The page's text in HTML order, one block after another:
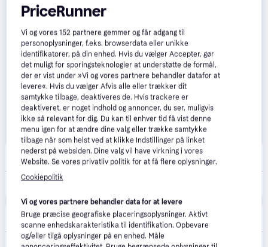
Imerco 5.0(13)
39 kr. fragt,3-6 dage
El-Salg 4.8(17)
Fri fragt,2-4 dage
PriceRunner
Vi og vores152 partnere gemmer og får adgang til
personoplysninger, f.eks. browserdata eller unikke
identifikatorer, på din enhed. Hvis du vælger Accepter, gør
det muligt for sporingsteknologier at understøtte de formål,
der er vist under »Vi og vores partnere behandler datafor at
levere«. Hvis du vælger Afvis alle eller trækker dit
samtykke tilbage, deaktiveres de. Hvis trackere er
deaktiveret, er noget indhold og annoncer, du ser, muligvis
ikke så relevant for dig. Du kan til enhver tid få vist denne
menu igen for at ændre dine valg eller trække samtykke
tilbage når som helst ved at klikke Indstillinger på linket
nederst på websiden. Dine valg vil have virkning i vores
Website. Se vores privatliv politik for at få flere oplysninger.
Cookiepolitik
Vi og vores partnere behandler data for at levere
Bruge præcise geografiske placeringsoplysninger. Aktivt
scanne enhedskarakteristika til identifikation. Opbevare
og/eller tilgå oplysninger på en enhed. Måle